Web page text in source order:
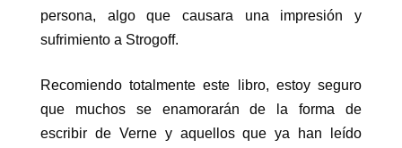
persona, algo que causara una impresión y
sufrimiento a Strogoff.
Recomiendo totalmente este libro, estoy seguro
que muchos se enamorarán de la forma de
escribir de Verne y aquellos que ya han leído